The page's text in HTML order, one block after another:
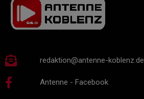
redaktion@antenne-koblenz.de
Antenne - Facebook